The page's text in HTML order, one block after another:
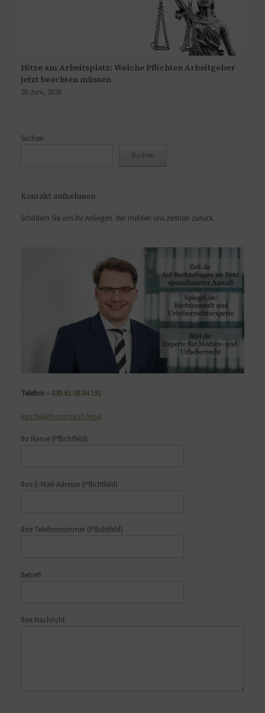
Hitze am Arbeitsplatz: Welche Pflichten Arbeitgeber
jetzt beachten müssen
26 Juni, 2026
Suchen
Suchen
Kontakt aufnehmen
Schildern Sie uns Ihr Anliegen. Wir melden uns zeitnah zurück.
Telefon – 030 61 08 04 191
kanzlei@hoesmann.legal
Ihr Name (Pflichtfeld)
Ihre E-Mail-Adresse (Pflichtfeld)
Ihre Telefonnummer (Pflichtfeld)
Betreff
Ihre Nachricht